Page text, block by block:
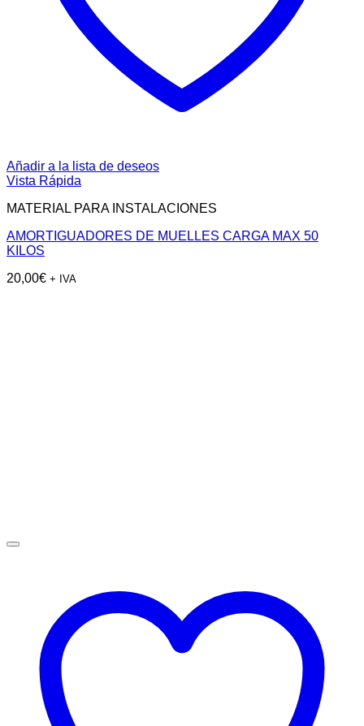
Añadir a la lista de deseos
Vista Rápida
MATERIAL PARA INSTALACIONES
AMORTIGUADORES DE MUELLES CARGA MAX 50
KILOS
20,00€ + IVA